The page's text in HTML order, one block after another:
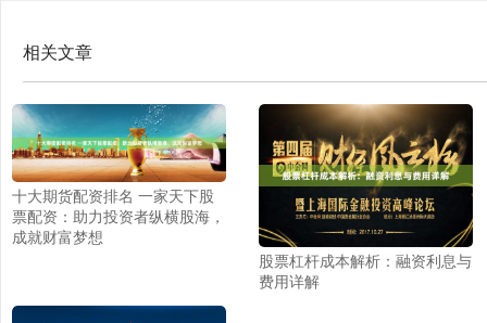
相关文章
十大期货配资排名 一家天下股
票配资：助力投资者纵横股海，
成就财富梦想
股票杠杆成本解析：融资利息与
费用详解